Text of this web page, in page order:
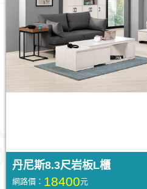
丹尼斯8.3尺岩板L櫃
網路價： 18400元